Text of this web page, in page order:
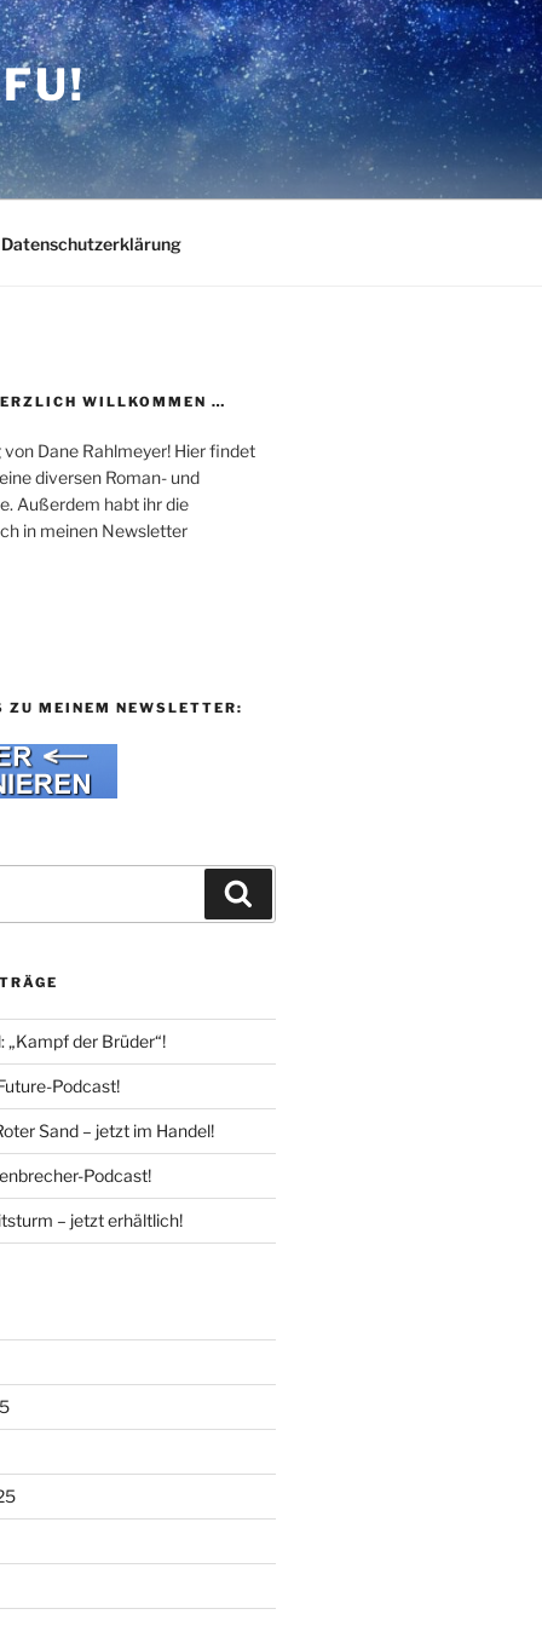
Datenschutzerklärung
WILLKOMMEN …
Dane Rahlmeyer! Hier findet
diversen Roman- und
Außerdem habt ihr die
in meinen Newsletter
ZU MEINEM NEWSLETTER:
„Kampf der Brüder“!
Podcast!
Sand – jetzt im Handel!
Podcast!
– jetzt erhältlich!